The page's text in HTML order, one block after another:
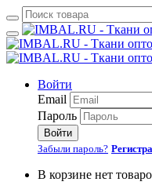
Войти
Email
Пароль
Войти
Забыли пароль?
В корзине нет